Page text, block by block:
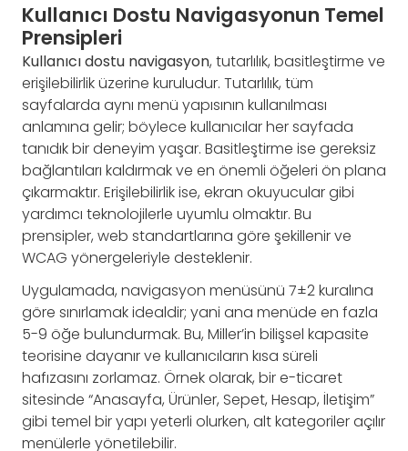
Kullanıcı Dostu Navigasyonun Temel
Prensipleri
Kullanıcı dostu navigasyon, tutarlılık, basitleştirme ve
erişilebilirlik üzerine kuruludur. Tutarlılık, tüm
sayfalarda aynı menü yapısının kullanılması
anlamına gelir; böylece kullanıcılar her sayfada
tanıdık bir deneyim yaşar. Basitleştirme ise gereksiz
bağlantıları kaldırmak ve en önemli öğeleri ön plana
çıkarmaktır. Erişilebilirlik ise, ekran okuyucular gibi
yardımcı teknolojilerle uyumlu olmaktır. Bu
prensipler, web standartlarına göre şekillenir ve
WCAG yönergeleriyle desteklenir.
Uygulamada, navigasyon menüsünü 7±2 kuralına
göre sınırlamak idealdir; yani ana menüde en fazla
5-9 öğe bulundurmak. Bu, Miller’in bilişsel kapasite
teorisine dayanır ve kullanıcıların kısa süreli
hafızasını zorlamaz. Örnek olarak, bir e-ticaret
sitesinde “Anasayfa, Ürünler, Sepet, Hesap, İletişim”
gibi temel bir yapı yeterli olurken, alt kategoriler açılır
menülerle yönetilebilir.